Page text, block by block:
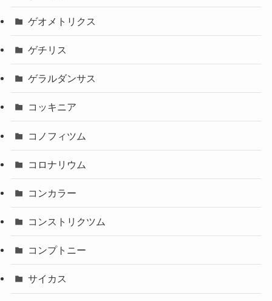
ゲオメトリクス
ゲチリス
ゲラルダンサス
コッキニア
コノフィツム
コロナリウム
コンカラー
コンストリクツム
コンプトニー
サイカス